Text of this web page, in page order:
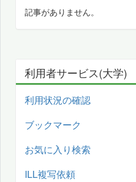
記事がありません。
利用者サービス(大学)
利用状況の確認
ブックマーク
お気に入り検索
ILL複写依頼